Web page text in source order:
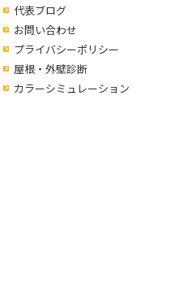
代表ブログ
お問い合わせ
プライバシーポリシー
屋根・外壁診断
カラーシミュレーション